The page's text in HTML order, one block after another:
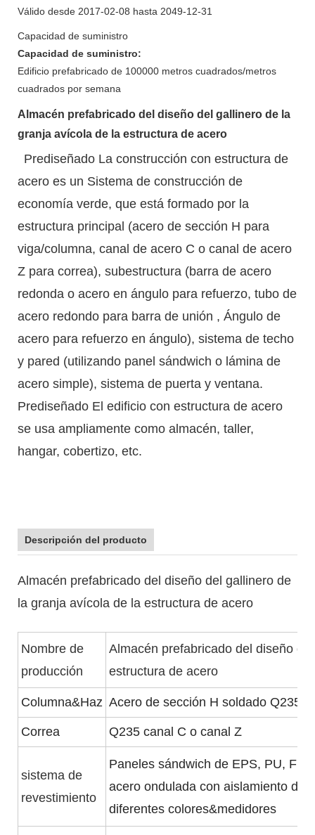
Válido desde 2017-02-08 hasta 2049-12-31
Capacidad de suministro
Capacidad de suministro:
Edificio prefabricado de 100000 metros cuadrados/metros
cuadrados por semana
Almacén prefabricado del diseño del gallinero de la
granja avícola de la estructura de acero
Prediseñado La construcción con estructura de
acero es un Sistema de construcción de
economía verde, que está formado por la
estructura principal (acero de sección H para
viga/columna, canal de acero C o canal de acero
Z para correa), subestructura (barra de acero
redonda o acero en ángulo para refuerzo, tubo de
acero redondo para barra de unión , Ángulo de
acero para refuerzo en ángulo), sistema de techo
y pared (utilizando panel sándwich o lámina de
acero simple), sistema de puerta y ventana.
Prediseñado El edificio con estructura de acero
se usa ampliamente como almacén, taller,
hangar, cobertizo, etc.
Descripción del producto
Almacén prefabricado del diseño del gallinero de
la granja avícola de la estructura de acero
Nombre de
producción
Almacén prefabricado del diseño
estructura de acero
Columna&Haz Acero de sección H soldado Q235,
Correa Q235 canal C o canal Z
sistema de
revestimiento
Paneles sándwich de EPS, PU,
acero ondulada con aislamiento de
diferentes colores&medidores